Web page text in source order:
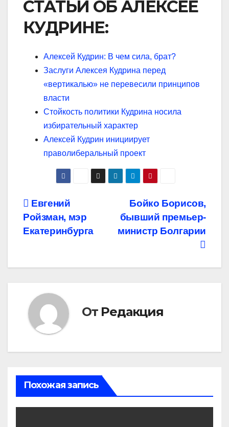
СТАТЬИ ОБ АЛЕКСЕЕ
КУДРИНЕ:
Алексей Кудрин: В чем сила, брат?
Заслуги Алексея Кудрина перед
«вертикалью» не перевесили принципов
власти
Стойкость политики Кудрина носила
избирательный характер
Алексей Кудрин инициирует
праволиберальный проект
Навигация
по
Бойко Борисов,
бывший премьер-
министр Болгарии
Евгений
Ройзман, мэр
Екатеринбурга
От Редакция
Похожая запись